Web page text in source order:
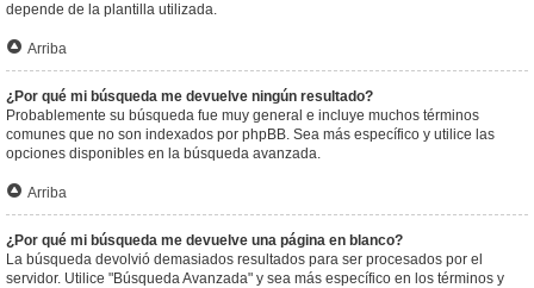
depende de la plantilla utilizada.
Arriba
¿Por qué mi búsqueda me devuelve ningún resultado?
Probablemente su búsqueda fue muy general e incluye muchos términos
comunes que no son indexados por phpBB. Sea más específico y utilice las
opciones disponibles en la búsqueda avanzada.
Arriba
¿Por qué mi búsqueda me devuelve una página en blanco?
La búsqueda devolvió demasiados resultados para ser procesados por el
servidor. Utilice "Búsqueda Avanzada" y sea más específico en los términos y